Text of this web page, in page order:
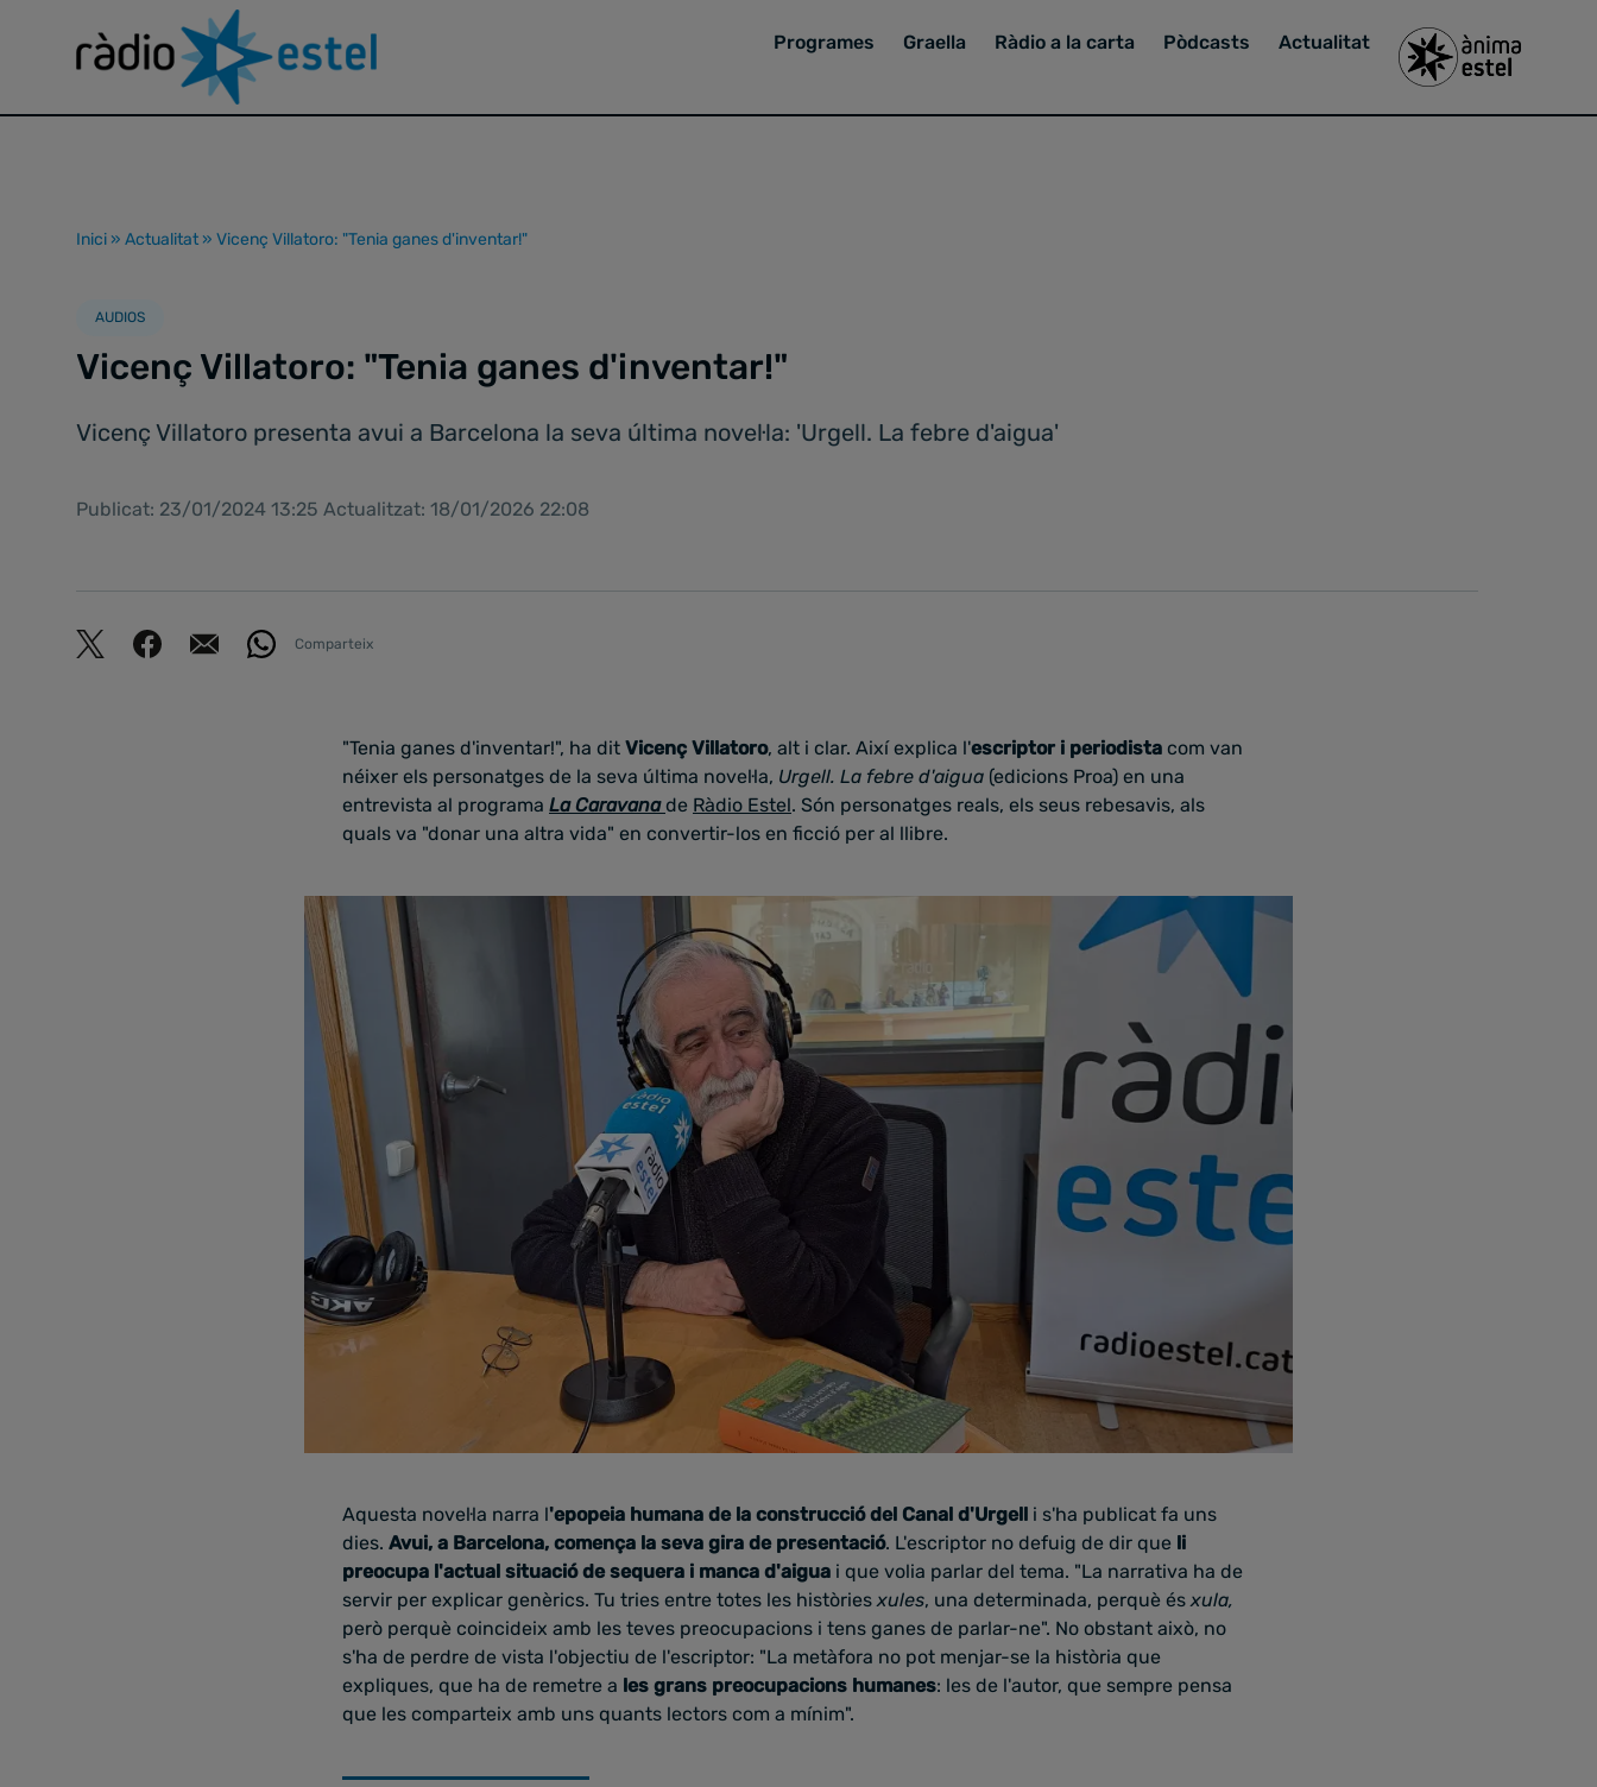
Programes Graella Ràdio a la carta Pòdcasts Actualitat
Inici » Actualitat » Vicenç Villatoro: "Tenia ganes d'inventar!"
AUDIOS
Vicenç Villatoro: "Tenia ganes d'inventar!"
Vicenç Villatoro presenta avui a Barcelona la seva última novel·la: 'Urgell. La febre d'aigua'
Publicat: 23/01/2024 13:25 Actualitzat: 18/01/2026 22:08
Comparteix
"Tenia ganes d'inventar!", ha dit Vicenç Villatoro, alt i clar. Així explica l'escriptor i periodista com van
néixer els personatges de la seva última novel·la, Urgell. La febre d'aigua (edicions Proa) en una
entrevista al programa La Caravana de Ràdio Estel. Són personatges reals, els seus rebesavis, als
quals va "donar una altra vida" en convertir-los en ficció per al llibre.
Aquesta novel·la narra l'epopeia humana de la construcció del Canal d'Urgell i s'ha publicat fa uns
dies. Avui, a Barcelona, comença la seva gira de presentació. L'escriptor no defuig de dir que li
preocupa l'actual situació de sequera i manca d'aigua i que volia parlar del tema. "La narrativa ha de
servir per explicar genèrics. Tu tries entre totes les històriesxules, una determinada, perquè ésxula,
però perquè coincideix amb les teves preocupacions i tens ganes de parlar-ne". No obstant això, no
s'ha de perdre de vista l'objectiu de l'escriptor: "La metàfora no pot menjar-se la història que
expliques, que ha de remetre a les grans preocupacions humanes: les de l'autor, que sempre pensa
que les comparteix amb uns quants lectors com a mínim".